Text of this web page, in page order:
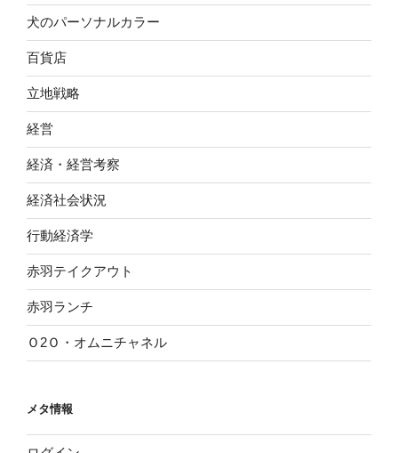
犬のパーソナルカラー
百貨店
立地戦略
経営
経済・経営考察
経済社会状況
行動経済学
赤羽テイクアウト
赤羽ランチ
Ｏ2Ｏ・オムニチャネル
メタ情報